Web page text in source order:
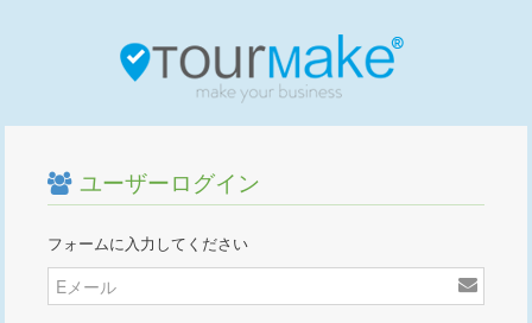
ユーザーログイン
フォームに入力してください